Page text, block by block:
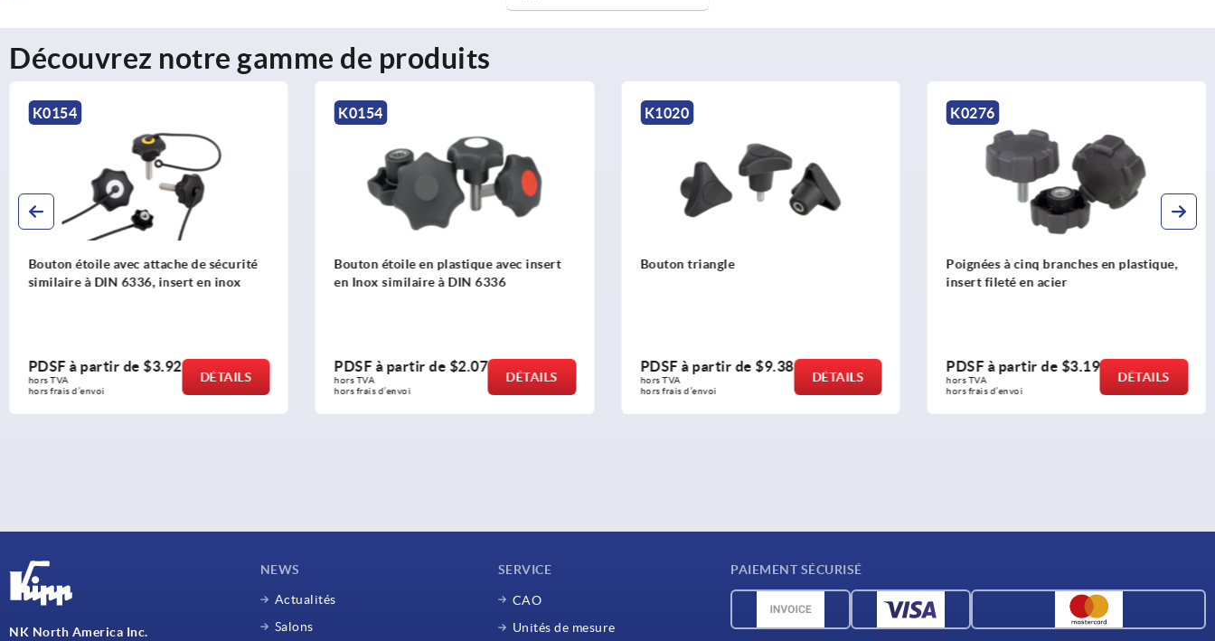
Découvrez notre gamme de produits
K0154
Bouton étoile en plastique avec insert
en Inox similaire à DIN 6336
PDSF à partir de$2.07
hors TVA
hors frais d’envoi
DÉTAILS
K1020
Bouton triangle
PDSF à partir de$9.38
hors TVA
hors frais d’envoi
DÉTAILS
K0276
Poignées à cinq branches en plastique,
PDSF à partir de$3.19
hors TVA
hors frais d’envoi
DÉTAILS
K0613
Ecrou croisillon soft
PDSF à partir de$2.90
hors TVA
hors frais d’envoi
DÉTAILS
NK North America Inc.
NEWS
Actualités
Salons
SERVICE
CAO
Unités de mesure
PAIEMENT SÉCURISÉ